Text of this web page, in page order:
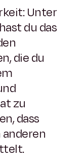
Unter
du das
die du
zu
dass